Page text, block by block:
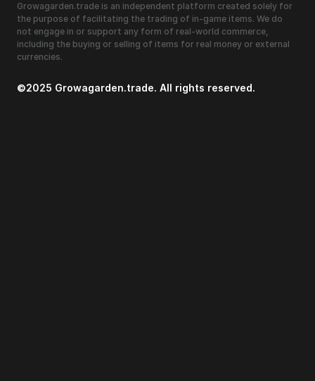
Growagarden.trade is an independent platform created solely for
the purpose of facilitating the trading of in-game items. We do
not engage in or support any form of real-world commerce,
including the buying or selling of items for real money or external
currencies.
©2025 Growagarden.trade. All rights reserved.